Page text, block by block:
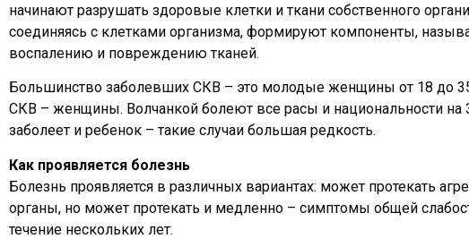
начинают разрушать здоровые клетки и ткани собственного
соединяясь с клетками организма, формируют компоненты,
воспалению и повреждению тканей.
Большинство заболевших СКВ – это молодые женщины от 18 до 35
СКВ – женщины. Волчанкой болеют все расы и национальности на
заболеет и ребенок – такие случаи большая редкость.
Как проявляется болезнь
Болезнь проявляется в различных вариантах: может протекать
органы, но может протекать и медленно – симптомы общей
течение нескольких лет.